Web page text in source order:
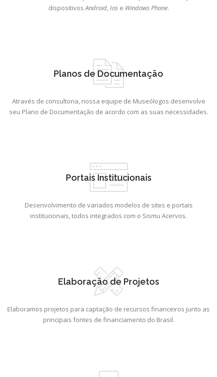
dispositivosAndroid,Ios e Windows Phone.
Planos de Documentação
Através de consultoria, nossa equipe de Museólogos desenvolve
seu Plano de Documentação de acordo com as suas necessidades.
Portais Institucionais
Desenvolvimento de variados modelos de sites e portais
institucionais, todos integrados com o Sismu Acervos.
Elaboração de Projetos
Elaboramos projetos para captação de recursos financeiros junto as
principais fontes de financiamento do Brasil.